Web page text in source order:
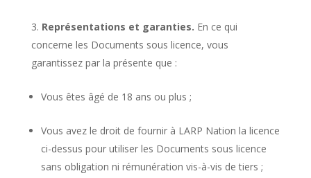
Représentations et garanties. En ce qui
concerne les Documents sous licence, vous
garantissez par la présente que :
Vous êtes âgé de 18 ans ou plus ;
Vous avez le droit de fournir à LARP Nation la licence
ci-dessus pour utiliser les Documents sous licence
sans obligation ni rémunération vis-à-vis de tiers ;